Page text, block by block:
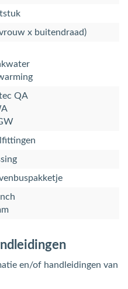
x buitendraad)
QA
en/of handleidingen van